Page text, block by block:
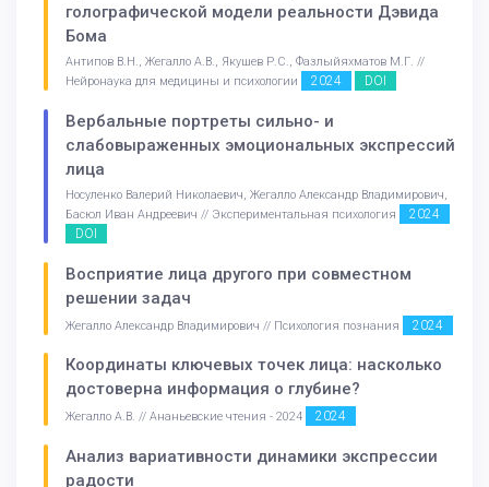
голографической модели реальности Дэвида
Бома
Антипов В.Н., Жегалло А.В., Якушев Р.С., Фазлыйяхматов М.Г. //
Нейронаука для медицины и психологии
2024 DOI
Вербальные портреты сильно- и
слабовыраженных эмоциональных экспрессий
лица
Носуленко Валерий Николаевич, Жегалло Александр Владимирович,
Басюл Иван Андреевич // Экспериментальная психология
2024
DOI
Восприятие лица другого при совместном
решении задач
Жегалло Александр Владимирович // Психология познания 2024
Координаты ключевых точек лица: насколько
достоверна информация о глубине?
Жегалло А.В. // Ананьевские чтения - 2024 2024
Анализ вариативности динамики экспрессии
радости